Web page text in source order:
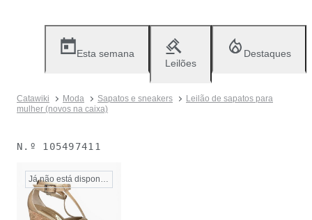
Esta semana
Leilões
Destaques
Catawiki Moda Sapatos e sneakers
Leilão de sapatos para
mulher (novos na caixa)
N.º 105497411
Já não está disponível